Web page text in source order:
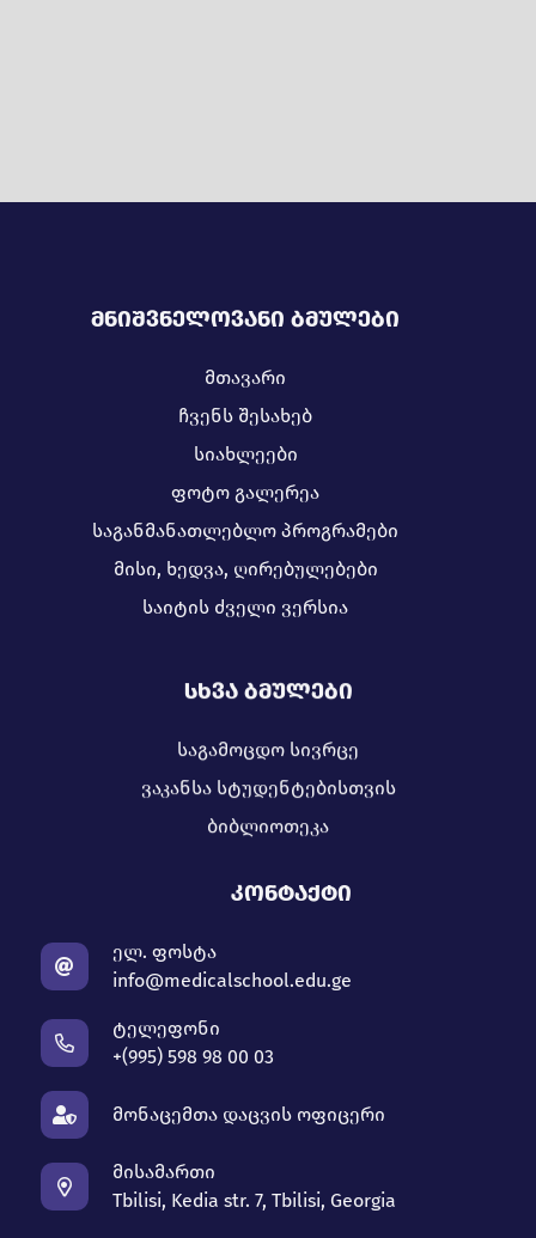
ᲛᲜᲘᲨᲕᲜᲔᲚᲝᲕᲐᲜᲘ ᲑᲛᲣᲚᲔᲑᲘ
მთავარი
ჩვენს შესახებ
სიახლეები
ფოტო გალერეა
საგანმანათლებლო პროგრამები
მისი, ხედვა, ღირებულებები
საიტის ძველი ვერსია
ᲡᲮᲕᲐ ᲑᲛᲣᲚᲔᲑᲘ
საგამოცდო სივრცე
ვაკანსა სტუდენტებისთვის
ბიბლიოთეკა
ᲙᲝᲜᲢᲐᲥᲢᲘ
ელ. ფოსტა
info@medicalschool.edu.ge
ტელეფონი
+(995) 598 98 00 03
მონაცემთა დაცვის ოფიცერი
მისამართი
Tbilisi, Kedia str. 7, Tbilisi, Georgia